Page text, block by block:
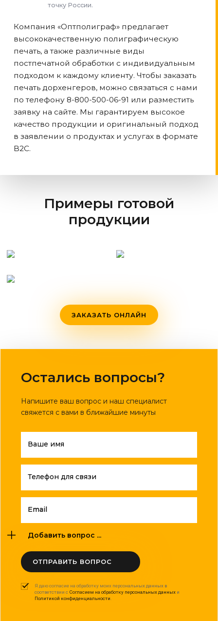
точку России.
Компания «Оптполиграф» предлагает
высококачественную полиграфическую
печать, а также различные виды
постпечатной обработки с индивидуальным
подходом к каждому клиенту. Чтобы заказать
печать дорхенгеров, можно связаться с нами
по телефону 8-800-500-06-91 или разместить
заявку на сайте. Мы гарантируем высокое
качество продукции и оригинальный подход
в заявлении о продуктах и услугах в формате
B2C.
Примеры готовой
продукции
ЗАКАЗАТЬ ОНЛАЙН
Остались вопросы?
Напишите ваш вопрос и наш специалист
свяжется с вами в ближайшие минуты
Ваше имя
Телефон для связи
Email
Добавить вопрос ...
ОТПРАВИТЬ ВОПРОС
Я даю согласие на обработку моих персональных данных в
соответствии с Согласием на обработку персональных данных и
Политикой конфиденциальности